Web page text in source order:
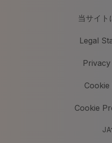
当サイト
Legal
Cookie
JA